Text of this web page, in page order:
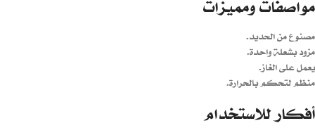
مواصفات ومميزات
مصنوع من الحديد.
مزود بشعلة واحدة.
يعمل على الغاز.
منظم لتحكم بالحرارة.
أفكار للاستخدام